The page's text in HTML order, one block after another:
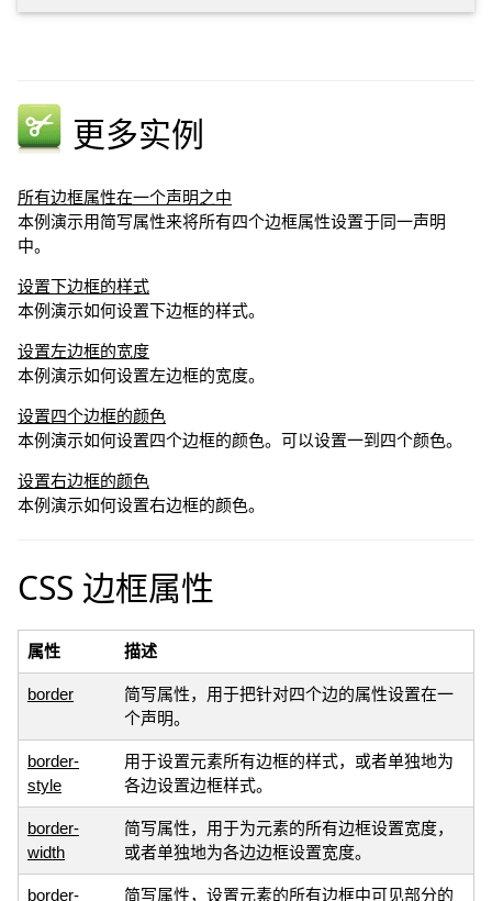
更多实例
所有边框属性在一个声明之中
本例演示用简写属性来将所有四个边框属性设置于同一声明
中。
设置下边框的样式
本例演示如何设置下边框的样式。
设置左边框的宽度
本例演示如何设置左边框的宽度。
设置四个边框的颜色
本例演示如何设置四个边框的颜色。可以设置一到四个颜色。
设置右边框的颜色
本例演示如何设置右边框的颜色。
CSS 边框属性
属性 描述
border
简写属性，用于把针对四个边的属性设置在一
个声明。
border-
style
用于设置元素所有边框的样式，或者单独地为
各边设置边框样式。
border-
width
简写属性，用于为元素的所有边框设置宽度，
或者单独地为各边边框设置宽度。
border-
简写属性，设置元素的所有边框中可见部分的